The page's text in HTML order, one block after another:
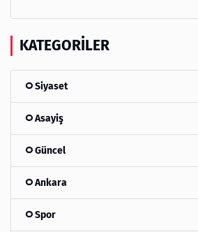
KATEGORILER
Siyaset
Asayiş
Güncel
Ankara
Spor